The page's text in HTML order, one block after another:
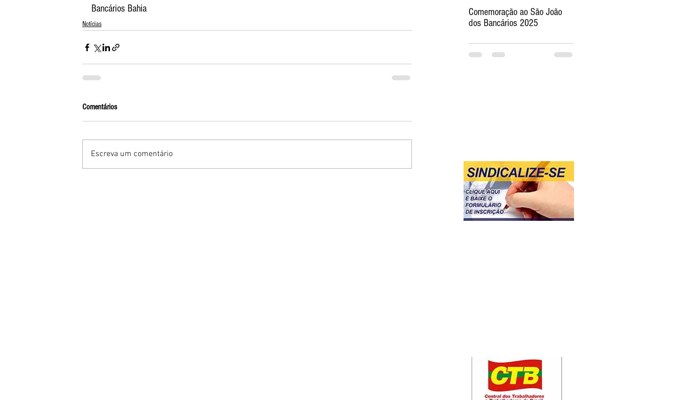
Bancários Bahia
Notícias
Comentários
Escreva um comentário
Comemoração ao São João
dos Bancários 2025